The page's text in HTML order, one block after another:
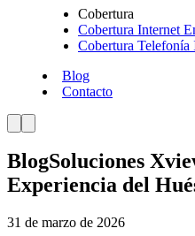
Cobertura
Cobertura Internet
Cobertura Telefonía
Blog
Contacto
BlogSoluciones
Experiencia del
31 de marzo de 2026